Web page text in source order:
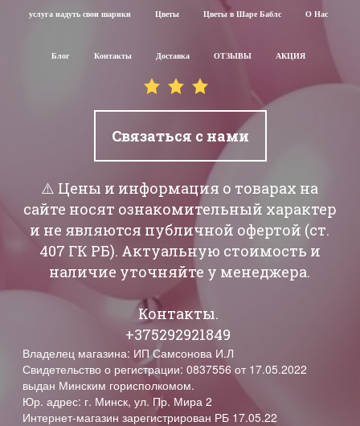
услуга надуть свои шарики Цветы Цветы в Шаре Баблс О Нас
Блог Контакты Доставка ОТЗЫВЫ АКЦИЯ
Связаться с нами
⚠️ Цены и информация о товарах на
сайте носят ознакомительный характер
и не являются публичной офертой (ст.
407 ГК РБ). Актуальную стоимость и
наличие уточняйте у менеджера.
Контакты.
+375292921849
Владелец магазина: ИП Самсонова И.Л
Свидетельство о регистрации: 0837556 от 17.05.2022
выдан Минским горисполкомом.
Юр. адрес: г. Минск, ул. Пр. Мира 2
Интернет-магазин зарегистрирован РБ 17.05.22